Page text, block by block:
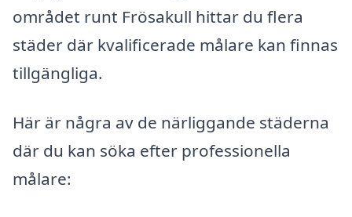
området runt Frösakull hittar du flera
städer där kvalificerade målare kan finnas
tillgängliga.
Här är några av de närliggande städerna
där du kan söka efter professionella
målare: